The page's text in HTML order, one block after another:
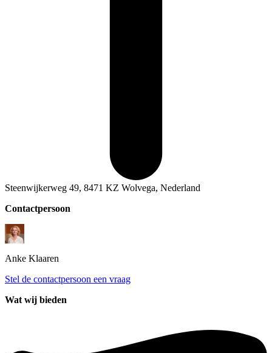
Steenwijkerweg 49, 8471 KZ Wolvega, Nederland
Contactpersoon
Anke Klaaren
Stel de contactpersoon een vraag
Wat wij bieden